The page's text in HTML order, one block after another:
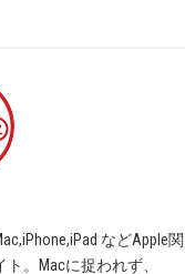
などApple関
。Macに捉われず、